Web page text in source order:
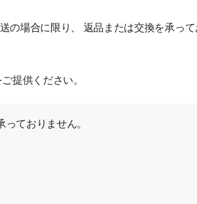
の場合に限り、 返品または交換を承っ
提供ください。
ておりません。